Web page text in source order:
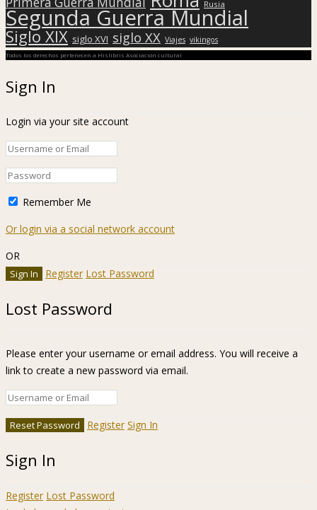
Rusia
Segunda Guerra Mundial
Siglo XIX siglo XVI siglo XX Viajes vikingos
Todos los derechos pertenecen a Hislibris Asociación cultural
Sign In
Login via your site account
Remember Me
Or login via a social network account
OR
Register Lost Password
Lost Password
Please enter your username or email address. You will receive a
link to create a new password via email.
Register Sign In
Sign In
Register Lost Password